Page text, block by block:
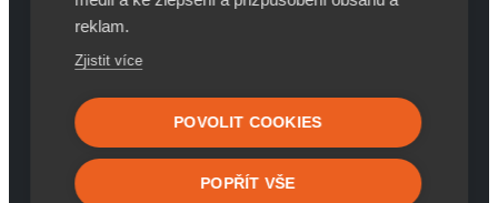
Důležité linky
Konfigurátor
reklam.
Zjistit více
POVOLIT COOKIES
POPŘÍT VŠE